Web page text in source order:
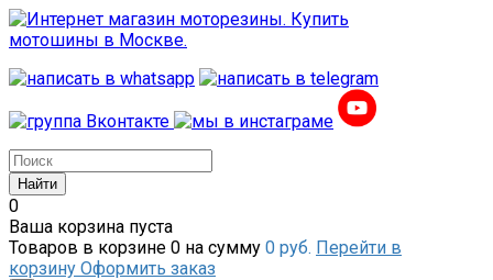
0
Ваша корзина пуста
Товаров в корзине 0 на сумму 0 руб. Перейти в
корзину Оформить заказ